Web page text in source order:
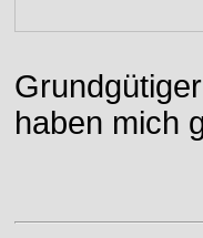
haben mich